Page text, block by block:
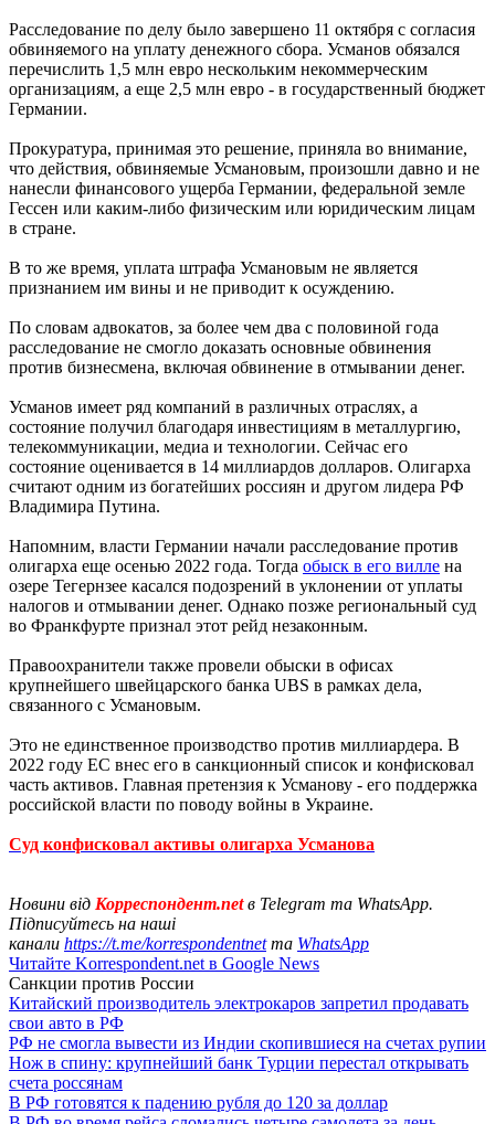
Расследование по делу было завершено 11 октября с согласия
обвиняемого на уплату денежного сбора. Усманов обязался
перечислить 1,5 млн евро нескольким некоммерческим
организациям, а еще 2,5 млн евро - в государственный бюджет
Германии.
Прокуратура, принимая это решение, приняла во внимание,
что действия, обвиняемые Усмановым, произошли давно и не
нанесли финансового ущерба Германии, федеральной земле
Гессен или каким-либо физическим или юридическим лицам
в стране.
В то же время, уплата штрафа Усмановым не является
признанием им вины и не приводит к осуждению.
По словам адвокатов, за более чем два с половиной года
расследование не смогло доказать основные обвинения
против бизнесмена, включая обвинение в отмывании денег.
Усманов имеет ряд компаний в различных отраслях, а
состояние получил благодаря инвестициям в металлургию,
телекоммуникации, медиа и технологии. Сейчас его
состояние оценивается в 14 миллиардов долларов. Олигарха
считают одним из богатейших россиян и другом лидера РФ
Владимира Путина.
Напомним, власти Германии начали расследование против
олигарха еще осенью 2022 года. Тогда обыск в его вилле на
озере Тегернзее касался подозрений в уклонении от уплаты
налогов и отмывании денег. Однако позже региональный суд
во Франкфурте признал этот рейд незаконным.
Правоохранители также провели обыски в офисах
крупнейшего швейцарского банка UBS в рамках дела,
связанного с Усмановым.
Это не единственное производство против миллиардера. В
2022 году ЕС внес его в санкционный список и конфисковал
часть активов. Главная претензия к Усманову - его поддержка
российской власти по поводу войны в Украине.
Суд конфисковал активы олигарха Усманова
Новини від Корреспондент.netв Telegram та WhatsApp.
Підписуйтесь на наші
канали https://t.me/korrespondentnetта WhatsApp
Читайте Korrespondent.net в Google News
Санкции против России
Китайский производитель электрокаров запретил продавать
свои авто в РФ
РФ не смогла вывести из Индии скопившиеся на счетах рупии
Нож в спину: крупнейший банк Турции перестал открывать
счета россянам
В РФ готовятся к падению рубля до 120 за доллар